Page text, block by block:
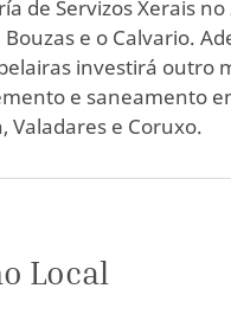
de Servizos Xerais
Bouzas e o Calvario.
investirá outro
e saneamento
Valadares e Coruxo.
Local